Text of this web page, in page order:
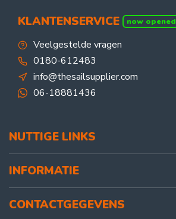
KLANTENSERVICE now opened
Veelgestelde vragen
0180-612483
info@thesailsupplier.com
06-18881436
NUTTIGE LINKS
INFORMATIE
CONTACTGEGEVENS